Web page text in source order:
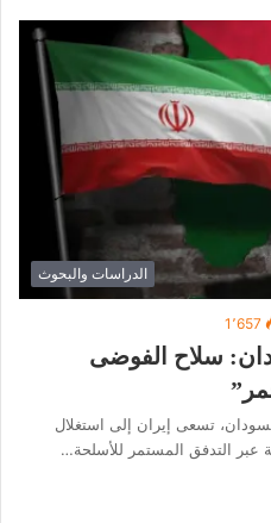
الدراسات والبحوث
1٬657
سلاح الفوضى
تسعى إيران إلى استغلال
عبر التدفق المستمر للأسلحة…